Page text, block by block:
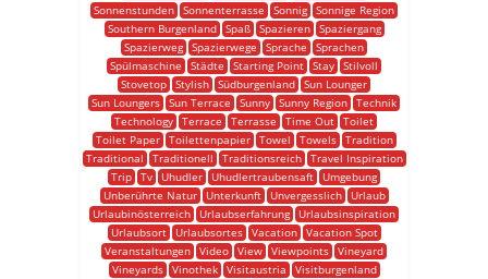
Sonnenstunden Sonnenterrasse Sonnig Sonnige Region
Southern Burgenland
Spaß Spazieren
Spaziergang
Spazierweg Spazierwege Sprache
Sprachen
Spülmaschine
Städte Starting Point Stay Stilvoll
Stovetop Stylish Südburgenland Sun Lounger
Sun Loungers Sun Terrace Sunny Sunny Region Technik
Technology Terrace Terrasse Time Out Toilet
Toilet Paper
Toilettenpapier Towel Towels
Tradition
Traditional
Traditionell Traditionsreich
Travel Inspiration
Trip Tv Uhudler Uhudlertraubensaft
Umgebung
Unberührte Natur
Unterkunft Unvergesslich
Urlaub
Urlaubinösterreich
Urlaubserfahrung
Urlaubsinspiration
Urlaubsort
Urlaubsortes Vacation
Vacation Spot
Veranstaltungen Video View Viewpoints Vineyard
Vineyards
Vinothek Visitaustria
Visitburgenland